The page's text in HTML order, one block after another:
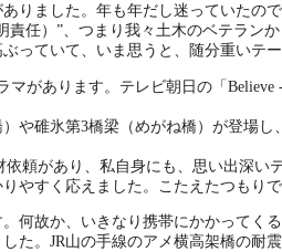
りました。年も年だし迷っていたの
責任）”、つまり我々土木のベテラン
っていて、いま思うと、随分重いテー
があります。テレビ朝日の「
や碓氷第3橋梁（めがね橋）が登場
頼があり、私自身にも、思い出深い
やすく応えました。こたえたつもりで
何故か、いきなり携帯にかかってく
た。JR山の手線のアメ横高架橋の耐